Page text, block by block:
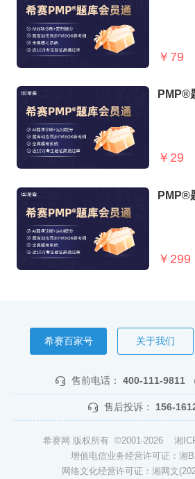
￥ 79
PMP®
￥ 29
PMP®
￥ 299
希赛百家号 关于我们
售前电话： 400-111-9811
售后投诉： 156-
希赛网 版权所有 ©2001-2026 湘
增值电信业务经营许可证：湘
网络文化经营许可证：湘网文